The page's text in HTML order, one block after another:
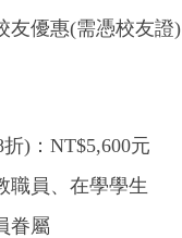
友優惠(需憑校友證)
)：NT$5,600元
職員、在學學生
眷屬